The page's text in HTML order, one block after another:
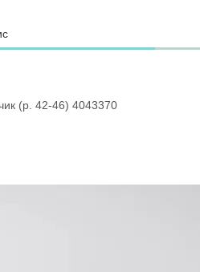
(р. 42-46) 4043370